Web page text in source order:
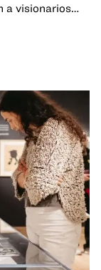
a visionarios